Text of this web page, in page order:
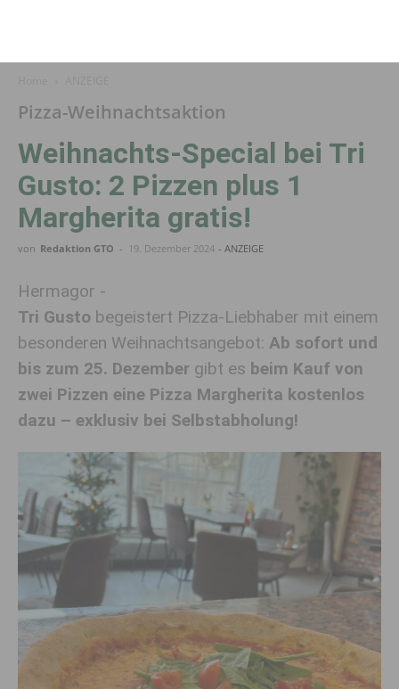
Pizza-Weihnachtsaktion
Weihnachts-Special bei Tri
Gusto: 2 Pizzen plus 1
Margherita gratis!
von Redaktion GTO - 19. Dezember 2024 - ANZEIGE
Hermagor -
Tri Gusto begeistert Pizza-Liebhaber mit einem
besonderen Weihnachtsangebot: Ab sofort und
bis zum 25. Dezember gibt es beim Kauf von
zwei Pizzen eine Pizza Margherita kostenlos
dazu – exklusiv bei Selbstabholung!